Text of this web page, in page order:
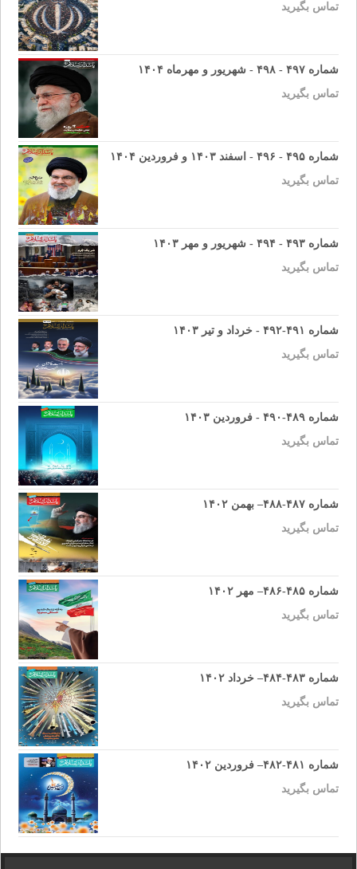
تماس بگیرید
شماره ۴۹۷ - ۴۹۸ - شهریور و مهرماه ۱۴۰۴
تماس بگیرید
شماره ۴۹۵ - ۴۹۶ - اسفند ۱۴۰۳ و فروردین ۱۴۰۴
تماس بگیرید
شماره ۴۹۳ - ۴۹۴ - شهریور و مهر ۱۴۰۳
تماس بگیرید
شماره ۴۹۱-۴۹۲ - خرداد و تیر ۱۴۰۳
تماس بگیرید
شماره ۴۸۹-۴۹۰ - فروردین ۱۴۰۳
تماس بگیرید
شماره ۴۸۷-۴۸۸– بهمن ۱۴۰۲
تماس بگیرید
شماره ۴۸۵-۴۸۶– مهر ۱۴۰۲
تماس بگیرید
شماره ۴۸۳-۴۸۴– خرداد ۱۴۰۲
تماس بگیرید
شماره ۴۸۱-۴۸۲– فروردین ۱۴۰۲
تماس بگیرید